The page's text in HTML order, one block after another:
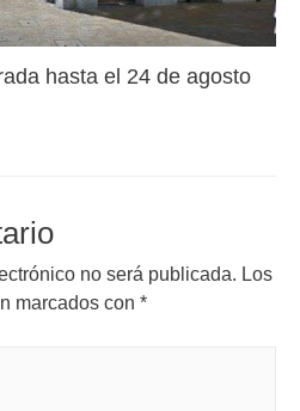
hasta el 24 de agosto
no será publicada. Los
marcados con *